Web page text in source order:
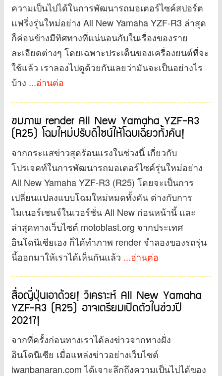
ความเป็นไปได้ในการพัฒนารถมอเตอร์ไซค์สปอร์ต
แฟริ่งรุ่นใหม่อย่าง All New Yamaha YZF-R3 ล่าสุด
ก็ค่อนข้างมีทิศทางที่แน่นอนกับในเรื่องของราย
ละเอียดต่างๆ โดยเฉพาะประเด็นของเครื่องยนต์ที่จะ
ใช้แล้ว เราลองไปดูด้วยกันเลยว่ามันจะเป็นอย่างไร
บ้าง ...อ่านต่อ
ชมภาพ render All New Yamaha YZF-R3
(R25) โฉมใหม่ปรับดีไซน์ให้โฉบเฉี่ยวทั้งคัน!
จากกระแสข่าวสุดร้อนแรงในช่วงนี้ เกี่ยวกับ
โปรเจคท์ในการพัฒนารถมอเตอร์ไซค์รุ่นใหม่อย่าง
All New Yamaha YZF-R3 (R25) โดยจะเป็นการ
เปลี่ยนแปลงแบบโฉมใหม่หมดทั้งคัน ต่างกับการ
ไมเนอร์เชนจ์ในเวอร์ชั่น All New ก่อนหน้านี้ และ
ล่าสุดทางเว็บไซต์ motoblast.org จากประเทศ
อินโดนีเซียเอง ก็ได้ทำภาพ render จำลองของรถรุ่น
นี้ออกมาให้เราได้เห็นกันแล้ว ...อ่านต่อ
สื่อญี่ปุ่นเอาด้วย! วิเคราะห์ All New Yamaha
YZF-R3 (R25) อาจเตรียมเปิดตัวในช่วงปี
2021?!
จากที่ครั้งก่อนทางเราได้ลงข่าวจากทางฝั่ง
อินโดนีเซีย เมื่อแหล่งข่าวอย่างเว็บไซต์
iwanbanaran.com ได้เจาะลึกถึงความเป็นไปได้ของ